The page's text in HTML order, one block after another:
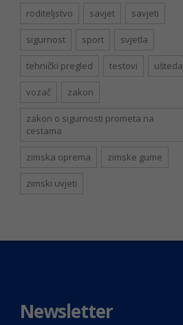
roditeljstvo savjet savjeti
sigurnost sport svjetla
tehnički pregled testovi ušteda
vozač zakon
zakon o sigurnosti prometa na
cestama
zimska oprema zimske gume
zimski uvjeti
Newsletter